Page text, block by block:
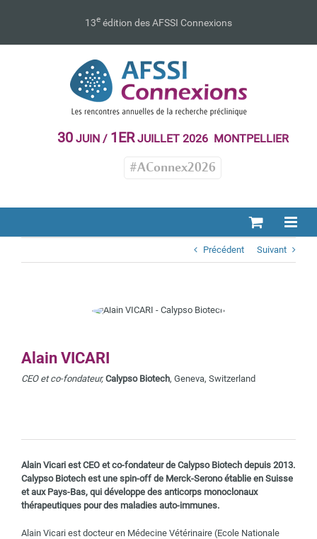
13e édition des AFSSI Connexions
30JUIN / 1ERJUILLET 2026 MONTPELLIER
#AConnex2026
Précédent Suivant
Alain VICARI
CEO et co-fondateur, Calypso Biotech, Geneva, Switzerland
Alain Vicari est CEO et co-fondateur de Calypso Biotech depuis 2013.
Calypso Biotech est une spin-off de Merck-Serono établie en Suisse
et aux Pays-Bas, qui développe des anticorps monoclonaux
thérapeutiques pour des maladies auto-immunes.
Alain Vicari est docteur en Médecine Vétérinaire (Ecole Nationale